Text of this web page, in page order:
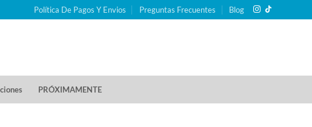
Política De Pagos Y Envios Preguntas Frecuentes Blog
PRÓXIMAMENTE